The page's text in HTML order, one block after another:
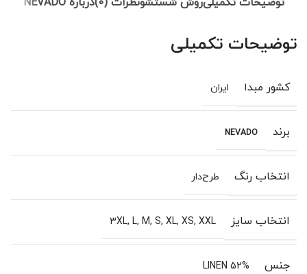
توضیحات تکمیلی
کشور مبدا ایران
برند NEVADO
انتخاب رنگ طرح‌دار
انتخاب سایز 3XL, L, M, S, XL, XS, XXL
جنس 52% LINEN